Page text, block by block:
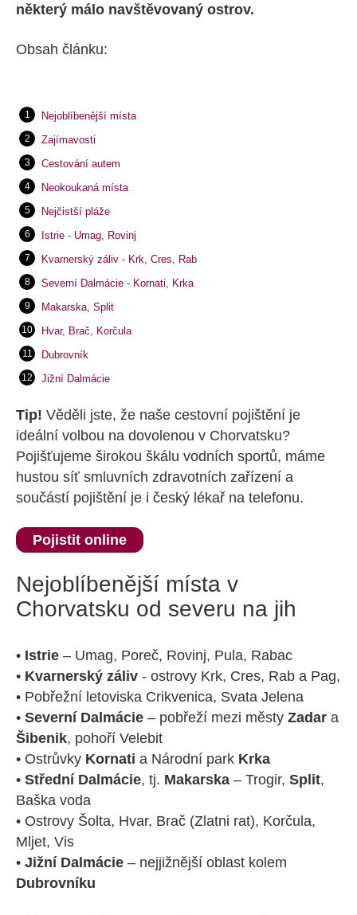
některý málo navštěvovaný ostrov.
Obsah článku:
Nejoblíbenější místa
Zajímavosti
Cestování autem
Neokoukaná místa
Nejčistší pláže
Istrie - Umag, Rovinj
Kvarnerský záliv - Krk, Cres, Rab
Severní Dalmácie - Kornati, Krka
Makarska, Split
Hvar, Brač, Korčula
Dubrovník
Jižní Dalmácie
Tip! Věděli jste, že naše cestovní pojištění je
ideální volbou na dovolenou v Chorvatsku?
Pojišťujeme širokou škálu vodních sportů, máme
hustou síť smluvních zdravotních zařízení a
součástí pojištění je i český lékař na telefonu.
Pojistit online
Nejoblíbenější místa v
Chorvatsku od severu na jih
• Istrie – Umag, Poreč, Rovinj, Pula, Rabac
• Kvarnerský záliv - ostrovy Krk, Cres, Rab a Pag,
• Pobřežní letoviska Crikvenica, Svata Jelena
• Severní Dalmácie – pobřeží mezi městy Zadar a
Šibenik, pohoří Velebit
• Ostrůvky Kornati a Národní park Krka
• Střední Dalmácie, tj. Makarska – Trogir, Split,
Baška voda
• Ostrovy Šolta, Hvar, Brač (Zlatni rat), Korčula,
Mljet, Vis
• Jižní Dalmácie – nejjižnější oblast kolem
Dubrovníku